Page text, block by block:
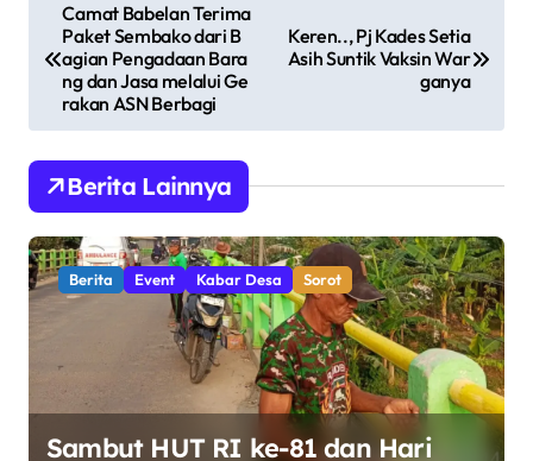
i
g
a
s
i
p
Camat Babelan Terima
Paket Sembako dari B
agian Pengadaan Bara
ng dan Jasa melalui Ge
rakan ASN Berbagi
Keren.., Pj Kades Setia
Asih Suntik Vaksin War
ganya
Berita Lainnya
Berita Event Kabar Desa Sorot
Sambut HUT RI ke-81 dan Hari